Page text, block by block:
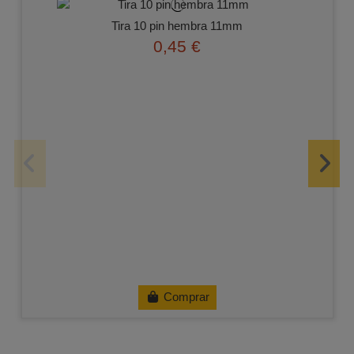
Tira 10 pin hembra 11mm
0,45 €
Comprar